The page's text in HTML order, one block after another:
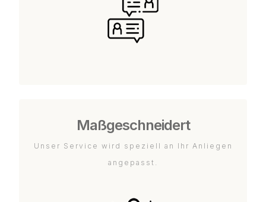
Maßgeschneidert
Unser Service wird speziell an Ihr Anliegen
angepasst.